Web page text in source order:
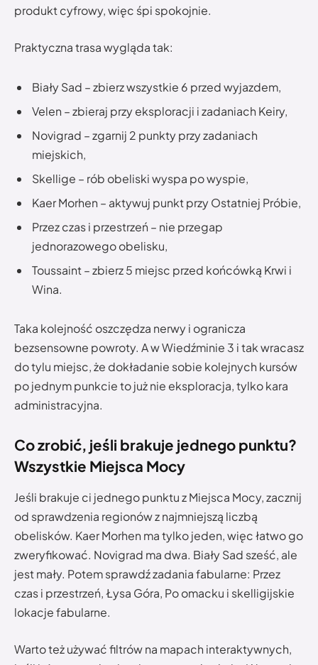
produkt cyfrowy, więc śpi spokojnie.
Praktyczna trasa wygląda tak:
Biały Sad – zbierz wszystkie 6 przed wyjazdem,
Velen – zbieraj przy eksploracji i zadaniach Keiry,
Novigrad – zgarnij 2 punkty przy zadaniach
miejskich,
Skellige – rób obeliski wyspa po wyspie,
Kaer Morhen – aktywuj punkt przy Ostatniej Próbie,
Przez czas i przestrzeń – nie przegap
jednorazowego obelisku,
Toussaint – zbierz 5 miejsc przed końcówką Krwi i
Wina.
Taka kolejność oszczędza nerwy i ogranicza
bezsensowne powroty. A w Wiedźminie 3 i tak wracasz
do tylu miejsc, że dokładanie sobie kolejnych kursów
po jednym punkcie to już nie eksploracja, tylko kara
administracyjna.
Co zrobić, jeśli brakuje jednego punktu?
Wszystkie Miejsca Mocy
Jeśli brakuje ci jednego punktu z Miejsca Mocy, zacznij
od sprawdzenia regionów z najmniejszą liczbą
obelisków. Kaer Morhen ma tylko jeden, więc łatwo go
zweryfikować. Novigrad ma dwa. Biały Sad sześć, ale
jest mały. Potem sprawdź zadania fabularne: Przez
czas i przestrzeń, Łysa Góra, Po omacku i skelligijskie
lokacje fabularne.
Warto też używać filtrów na mapach interaktywnych,